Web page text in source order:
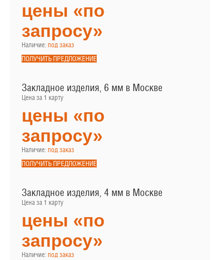
цены «по
запросу»
Наличие: под заказ
ПОЛУЧИТЬ ПРЕДЛОЖЕНИЕ
Закладное изделия, 6 мм в Москве
Цена за 1 карту
цены «по
запросу»
Наличие: под заказ
ПОЛУЧИТЬ ПРЕДЛОЖЕНИЕ
Закладное изделия, 4 мм в Москве
Цена за 1 карту
цены «по
запросу»
Наличие: под заказ